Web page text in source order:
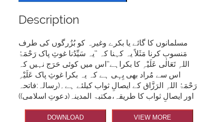
Description
مسلمانوں کا گائے یا بکرے وغیرہ کو بُزُرگوں کی طرف
مَنسوب کرنا مَثَلاً یہ کہنا کہ ’’یہ سَیِّدُنا غوثِ پاک رَحْمَۃُ
اللہِ تَعَالٰی عَلَیْہِ کا بکراہے‘‘اس میں کوئی حَرَج نہیں کہ
اس سے مُراد بھی یِہِی ہے کہ یہ بکرا غوثِ پاک عَلَیْہِ
رَحْمَۃُ اللہِ الرَزَّاق کے ایصالِ ثواب کیلئے ہے۔(رسالہ:فاتحہ
اور ایصالِ ثواب کا طریقہ،مکتبۃ المدینہ(دعوتِ اسلامی))
DOWNLOAD VIEW MORE